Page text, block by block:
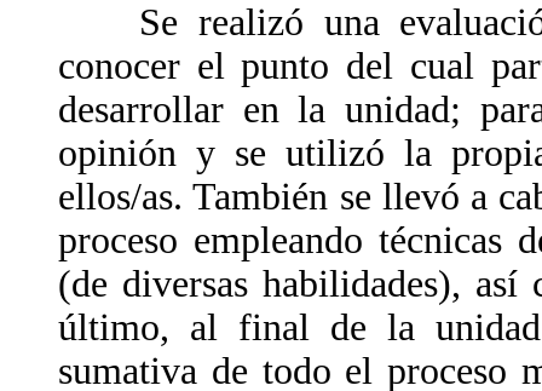
Se realizó una
conocer el punto del cual
desarrollar en la unidad;
opinión y se utilizó la
ellos/as. También se llevó a
proceso empleando técnicas
(de diversas habilidades), así
último, al final de la unidad
sumativa de todo el proceso